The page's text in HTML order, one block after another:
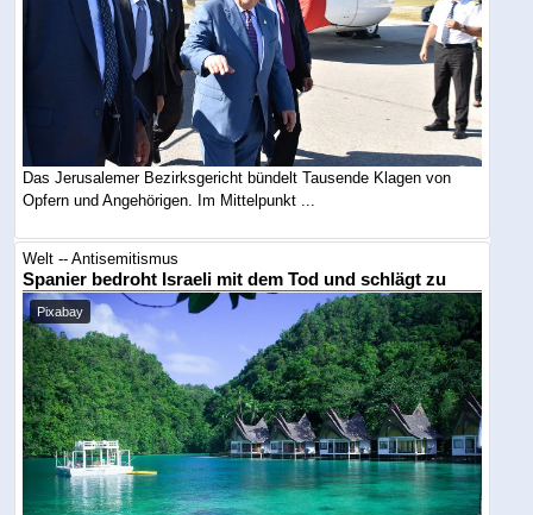
Das Jerusalemer Bezirksgericht bündelt Tausende Klagen von
Opfern und Angehörigen. Im Mittelpunkt ...
Welt -- Antisemitismus
Spanier bedroht Israeli mit dem Tod und schlägt zu
Pixabay